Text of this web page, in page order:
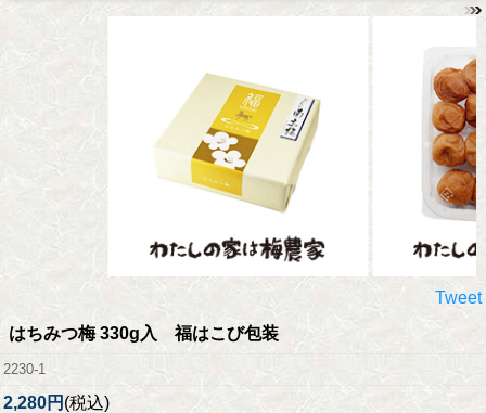
Tweet
はちみつ梅 330g入 福はこび包装
2230-1
2,280円 (税込)